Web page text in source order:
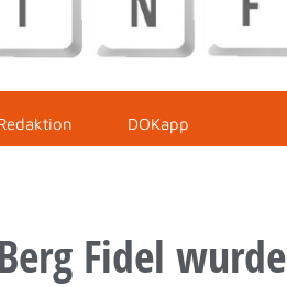
DOKapp
Fidel wurde